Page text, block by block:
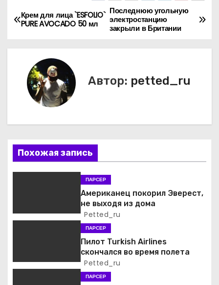
Н
ц
и
о
а
Последнюю угольную
электростанцию
закрыли в Британии
Крем для лица `ESFOLIO`
PURE AVOCADO 50 мл
Автор: petted_ru
Похожая запись
ПАРСЕР
Американец покорил Эверест,
не выходя из дома
Petted_ru
ПАРСЕР
Пилот Turkish Airlines
скончался во время полета
Petted_ru
ПАРСЕР